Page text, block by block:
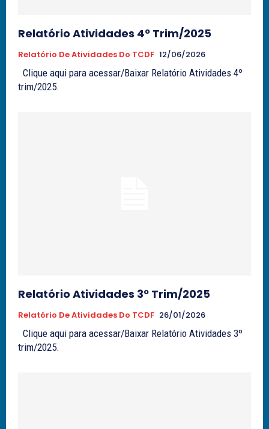
Relatório Atividades 4º Trim/2025
Relatório De Atividades Do TCDF 12/06/2026
Clique aqui para acessar/Baixar Relatório Atividades 4º
trim/2025.
Relatório Atividades 3º Trim/2025
Relatório De Atividades Do TCDF 26/01/2026
Clique aqui para acessar/Baixar Relatório Atividades 3º
trim/2025.